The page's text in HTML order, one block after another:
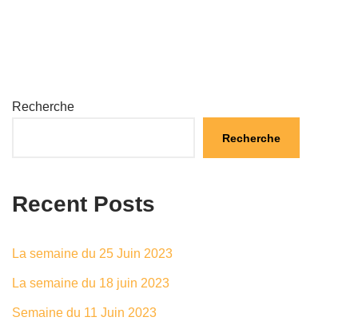
Recherche
Recherche
Recent Posts
La semaine du 25 Juin 2023
La semaine du 18 juin 2023
Semaine du 11 Juin 2023